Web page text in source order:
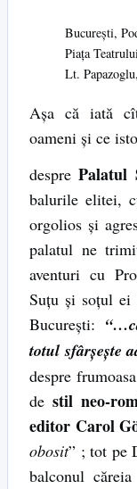
Bucureşti,
Piaţa
Lt.
Aşa că iată
oameni şi ce
desprePalatul
balurile elitei,
orgolios şi
palatul ne
aventuri cu
Suţu şi soţul ei
Bucureşti:
totul sfârşeşte
despre
de stil neo-
editor Carol
obosit” ; tot pe
balconul